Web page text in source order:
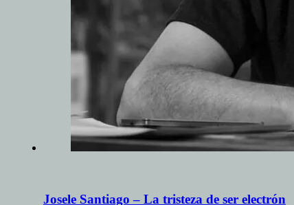
Josele Santiago – La tristeza de ser electrón